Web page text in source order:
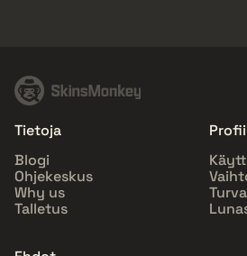
Tietoja
Blogi
Ohjekeskus
Why us
Talletus